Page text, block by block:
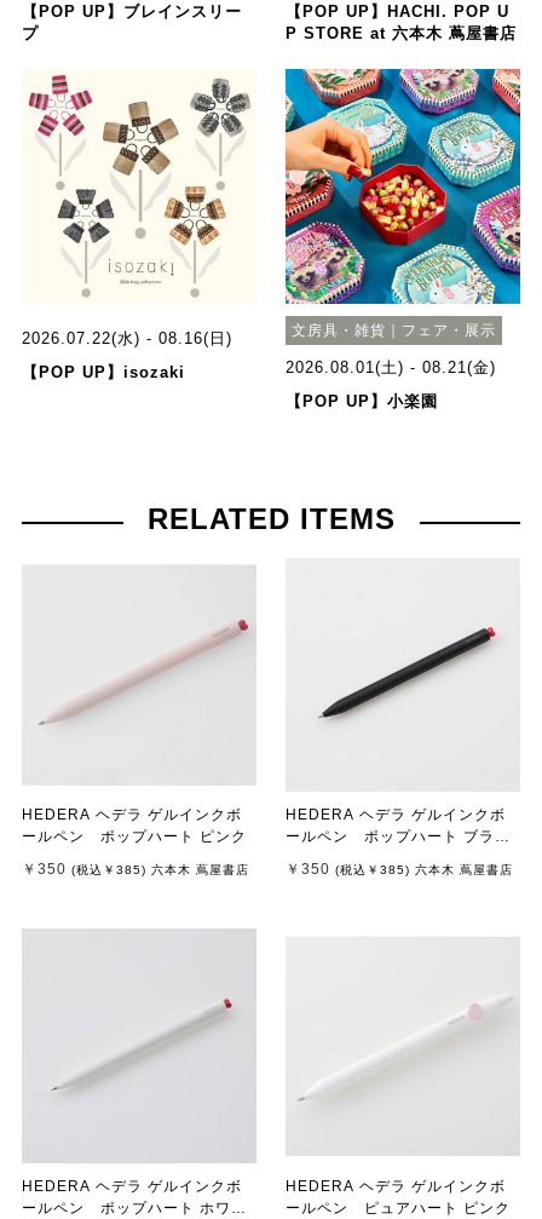
【POP UP】ブレインスリー
プ
【POP UP】HACHI. POP U
P STORE at 六本木 蔦屋書店
2026.07.22(水) - 08.16(日)
【POP UP】isozaki
文房具・雑貨｜フェア・展示
2026.08.01(土) - 08.21(金)
【POP UP】小楽園
RELATED ITEMS
HEDERA ヘデラ ゲルインクボ
ールペン ポップハート ピンク
￥350 (税込 ￥385) 六本木 蔦屋書店
HEDERA ヘデラ ゲルインクボ
ールペン ポップハート ブラッ
￥350 (税込 ￥385) 六本木 蔦屋書店
HEDERA ヘデラ ゲルインクボ
ールペン ポップハート ホワイ
HEDERA ヘデラ ゲルインクボ
ールペン ピュアハート ピンク